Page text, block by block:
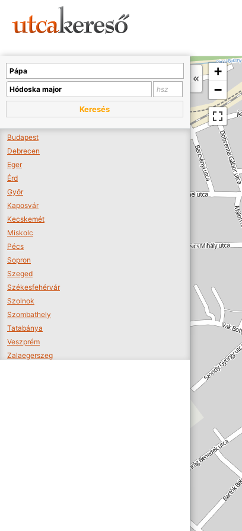
+
−
Keresés
Budapest
Debrecen
Eger
Érd
Győr
Kaposvár
Kecskemét
Miskolc
Pécs
Sopron
Szeged
Székesfehérvár
Szolnok
Szombathely
Tatabánya
Veszprém
Zalaegerszeg
A térképet kicsinyíteni kell, hogy látszódjanak a boltok.
Boltok látszódjanak >>